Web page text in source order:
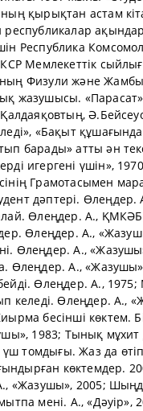
қырықтан астам
республикалар
Республика
Мемлекеттік
Физули және
жазушысы. «Парасат»
«Бақыт
барады» атты ән
игергені үшін»,
Грамотасымен
дәптері.
Өлеңдер. А.,
Өлеңдер. А.,
Өлеңдер. А.,
Өлеңдер. А.,
Өлеңдер. А.,
келеді. Өлеңдер. А.,
бесінші көктем.
1983; Тынық
томдығы. Жаз да өтіп
көктемдер.
«Жазушы», 2005;
мені. А., «Дәуір»,